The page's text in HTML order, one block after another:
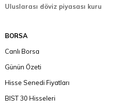
Uluslarası döviz piyasası kuru
BORSA
Canlı Borsa
Günün Özeti
Hisse Senedi Fiyatları
BIST 30 Hisseleri